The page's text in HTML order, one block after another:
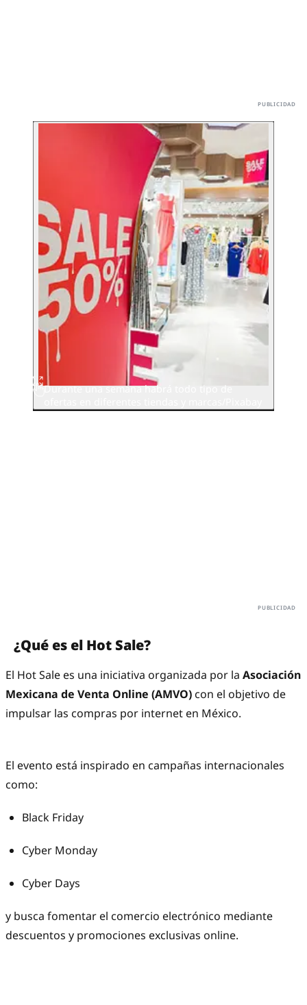
Durante una semana habrá todo tipo de
¿Qué es el Hot Sale?
El Hot Sale es una iniciativa organizada por la Asociación
Mexicana de Venta Online (AMVO) con el objetivo de
impulsar las compras por internet en México.
El evento está inspirado en campañas internacionales
como:
Black Friday
Cyber Monday
Cyber Days
y busca fomentar el comercio electrónico mediante
descuentos y promociones exclusivas online.